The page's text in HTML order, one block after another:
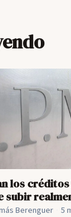
los
subir
Berenguer 5